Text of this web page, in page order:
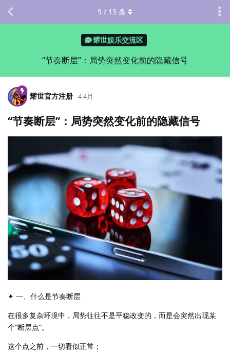
耀世娱乐交流区
“节奏断层”：局势突然变化前的隐藏信号
9 / 13 条
耀世官方注册 4 4月
“节奏断层”：局势突然变化前的隐藏信号
✦ 一、什么是节奏断层
在很多复杂环境中，局势往往不是平稳改变的，而是会突然出现某
个“断层点”。
这个点之前，一切看似正常；